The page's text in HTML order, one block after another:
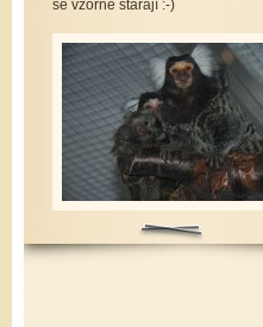
se vzorně starají :-)